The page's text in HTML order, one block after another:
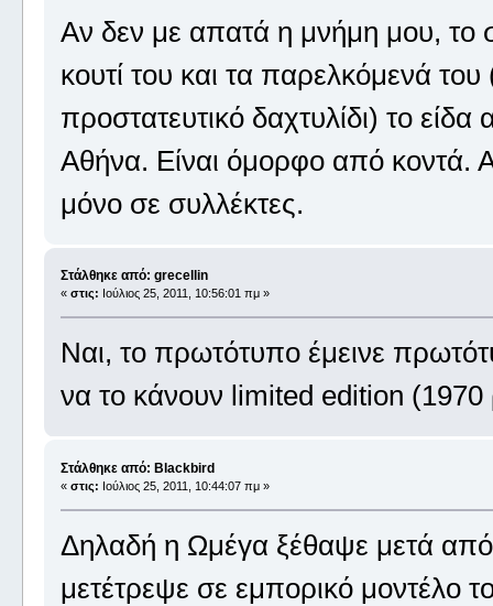
Αν δεν με απατά η μνήμη μου, το
κουτί του και τα παρελκόμενά του
προστατευτικό δαχτυλίδι) το
Αθήνα. Είναι όμορφο από κοντά.
μόνο σε συλλέκτες.
Στάλθηκε από: grecellin
« στις: Ιούλιος 25, 2011, 10:56:01 πμ »
Ναι, το πρωτότυπο έμεινε
να το κάνουν limited edition (1970
Στάλθηκε από: Blackbird
« στις: Ιούλιος 25, 2011, 10:44:07 πμ »
Δηλαδή η Ωμέγα ξέθαψε μετά από
μετέτρεψε σε εμπορικό μοντέλο